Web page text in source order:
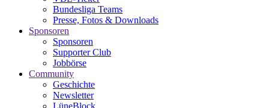
Bundesliga Teams
Presse, Fotos & Downloads
Sponsoren
Sponsoren
Supporter Club
Jobbörse
Community
Geschichte
Newsletter
LüneBlock